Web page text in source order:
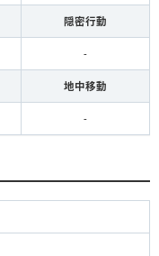
隠密行動
-
地中移動
-